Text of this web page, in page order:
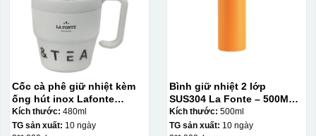
Cốc cà phê giữ nhiệt kèm
ống hút inox Lafonte
480ML – 012782
Kích thước: 480ml
TG sản xuất: 10 ngày
Bình giữ nhiệt 2 lớp
SUS304 La Fonte – 500ML –
012737
Kích thước: 500ml
TG sản xuất: 10 ngày